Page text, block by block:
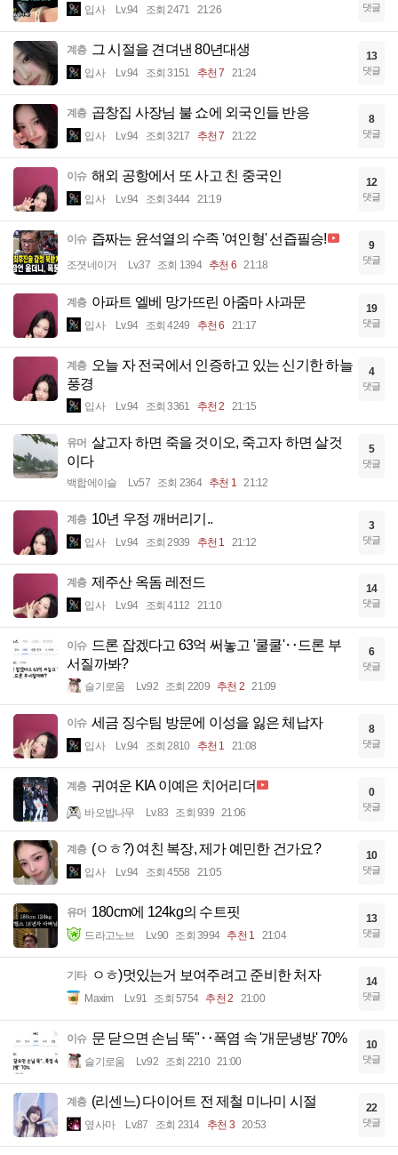
입사 Lv.94 조회 2471 21:26 댓글
계층 그 시절을 견뎌낸 80년대생
입사 Lv.94 조회 3151 추천 7 21:24
13
댓글
계층 곱창집 사장님 불 쇼에 외국인들 반응
입사 Lv.94 조회 3217 추천 7 21:22
8
댓글
이슈 해외 공항에서 또 사고 친 중국인
입사 Lv.94 조회 3444 21:19
12
댓글
이슈 즙짜는 윤석열의 수족 '여인형' 선즙필승!
조졋네이거 Lv.37 조회 1394 추천 6 21:18
9
댓글
계층 아파트 엘베 망가뜨린 아줌마 사과문
입사 Lv.94 조회 4249 추천 6 21:17
19
댓글
계층 오늘 자 전국에서 인증하고 있는 신기한 하늘
풍경
입사 Lv.94 조회 3361 추천 2 21:15
4
댓글
유머 살고자 하면 죽을 것이오, 죽고자 하면 살것
이다
백합에이슬 Lv.57 조회 2364 추천 1 21:12
5
댓글
계층 10년 우정 깨버리기..
입사 Lv.94 조회 2939 추천 1 21:12
3
댓글
계층 제주산 옥돔 레전드
입사 Lv.94 조회 4112 21:10
14
댓글
이슈 드론 잡겠다고 63억 써놓고 '쿨쿨'‥드론 부
서질까봐?
슬기로움 Lv.92 조회 2209 추천 2 21:09
6
댓글
이슈 세금 징수팀 방문에 이성을 잃은 체납자
입사 Lv.94 조회 2810 추천 1 21:08
8
댓글
계층 귀여운 KIA 이예은 치어리더
바오밥나무 Lv.83 조회 939 21:06
0
댓글
계층 (ㅇㅎ?) 여친 복장, 제가 예민한 건가요?
입사 Lv.94 조회 4558 21:05
10
댓글
유머 180cm에 124kg의 수트핏
드라고노브 Lv.90 조회 3994 추천 1 21:04
13
댓글
기타 ㅇㅎ)멋있는거 보여주려고 준비한 처자
Maxim Lv.91 조회 5754 추천 2 21:00
14
댓글
이슈 문 닫으면 손님 뚝"‥폭염 속 '개문냉방' 70%
슬기로움 Lv.92 조회 2210 21:00
10
댓글
계층 (리센느) 다이어트 전 제철 미나미 시절
옆사마 Lv.87 조회 2314 추천 3 20:53
22
댓글